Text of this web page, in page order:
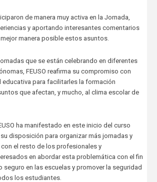
de manera muy activa en la Jornada,
y aportando interesantes comentarios
manera posible estos asuntos.
que se están celebrando en diferentes
FEUSO reafirma su compromiso con
para facilitarles la formación
que afectan, y mucho, al clima escolar de
ha manifestado en este inicio del curso
disposición para organizar más jornadas y
el resto de los profesionales y
en abordar esta problemática con el fin
seguro en las escuelas y promover la seguridad
los estudiantes.